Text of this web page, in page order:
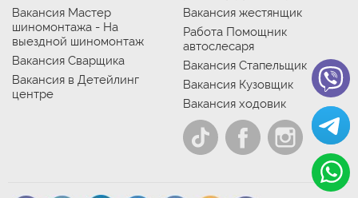
Вакансия Мастер
шиномонтажа - На
выездной шиномонтаж
Вакансия Сварщика
Вакансия в Детейлинг
центре
Вакансия жестянщик
Работа Помощник
автослесаря
Вакансия Стапельщик
Вакансия Кузовщик
Вакансия ходовик